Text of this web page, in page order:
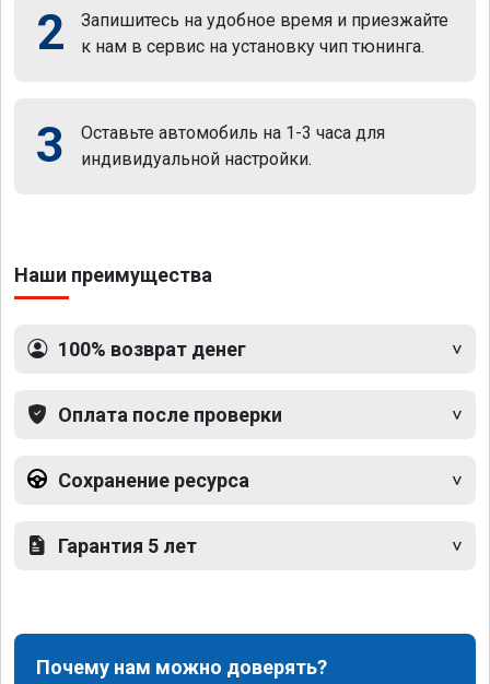
2
Запишитесь на удобное время и приезжайте
к нам в сервис на установку чип тюнинга.
3
Оставьте автомобиль на 1-3 часа для
индивидуальной настройки.
Наши преимущества
100% возврат денег
Оплата после проверки
Сохранение ресурса
Гарантия 5 лет
Почему нам можно доверять?